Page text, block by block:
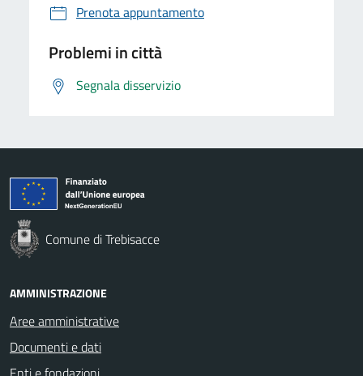
Prenota appuntamento
Problemi in città
Segnala disservizio
Comune di Trebisacce
AMMINISTRAZIONE
Aree amministrative
Documenti e dati